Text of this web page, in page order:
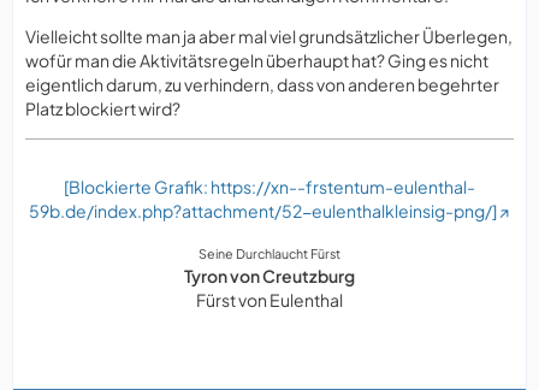
Vielleicht sollte man ja aber mal viel grundsätzlicher Überlegen,
wofür man die Aktivitätsregeln überhaupt hat? Ging es nicht
eigentlich darum, zu verhindern, dass von anderen begehrter
Platz blockiert wird?
[Blockierte Grafik: https://xn--frstentum-eulenthal-
59b.de/index.php?attachment/52-eulenthalkleinsig-png/]
Seine Durchlaucht Fürst
Tyron von Creutzburg
Fürst von Eulenthal